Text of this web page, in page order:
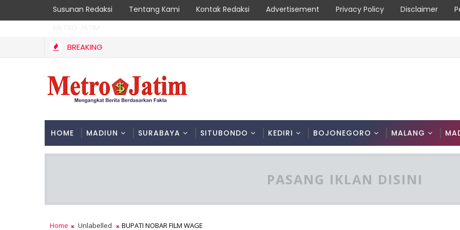
Susunan Redaksi Tentang Kami Kontak Redaksi Advertisement Privacy Policy Disclaimer
BREAKING
HOME MADIUN SURABAYA SITUBONDO KEDIRI BOJONEGORO MALANG
PASANG IKLAN DISINI
Home Unlabelled BUPATI NOBAR FILM WAGE